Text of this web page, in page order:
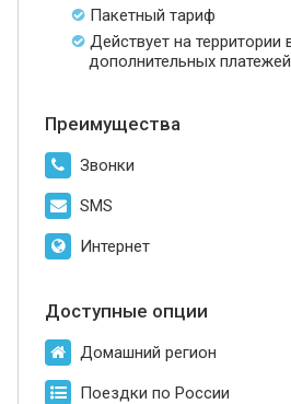
Пакетный тариф
Действует на территории
дополнительных платежей
Преимущества
Звонки
SMS
Интернет
Доступные опции
Домашний регион
Поездки по России